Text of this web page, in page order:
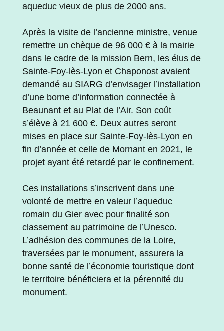
aqueduc vieux de plus de 2000 ans.
Après la visite de l’ancienne ministre, venue
remettre un chèque de 96 000 € à la mairie
dans le cadre de la mission Bern, les élus de
Sainte-Foy-lès-Lyon et Chaponost avaient
demandé au SIARG d’envisager l’installation
d’une borne d’information connectée à
Beaunant et au Plat de l’Air. Son coût
s’élève à 21 600 €. Deux autres seront
mises en place sur Sainte-Foy-lès-Lyon en
fin d’année et celle de Mornant en 2021, le
projet ayant été retardé par le confinement.
Ces installations s’inscrivent dans une
volonté de mettre en valeur l’aqueduc
romain du Gier avec pour finalité son
classement au patrimoine de l’Unesco.
L’adhésion des communes de la Loire,
traversées par le monument, assurera la
bonne santé de l’économie touristique dont
le territoire bénéficiera et la pérennité du
monument.